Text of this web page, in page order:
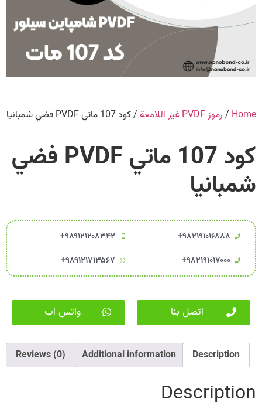
Home
/رموز PVDF غير اللامعة / كود 107 ماتي PVDF فضي شمبانيا
كود 107 ماتي PVDF فضي
شمبانيا
۹۸۲۱۹۱۰۱۶۸۸۸+
۹۸۲۱۹۱۰۱۷۰۰۰+
۹۸۹۱۲۱۲۰۸۳۴۲+
۹۸۹۱۲۱۷۱۳۵۶۷+
اتصل بنا واتس اب
Description
Additional information
Reviews (0)
Description